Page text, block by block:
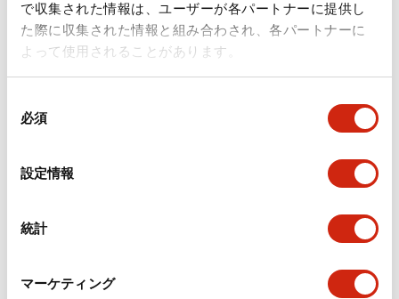
で収集された情報は、ユーザーが各パートナーに提供し
た際に収集された情報と組み合わされ、各パートナーに
よって使用されることがあります。
必須
設定情報
統計
マーケティング
カタログ 規格・認証 技術文書 その他
A6シリーズ φ16小形コントロールユニット（日本語）
フラッシュベゼル［アクセサリ］ LB/A6・LW シリーズ